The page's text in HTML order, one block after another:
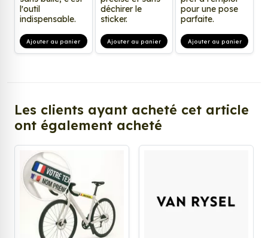
l'outil
indispensable.
Ajouter au panier
déchirer le
sticker.
Ajouter au panier
pour une pose
parfaite.
Ajouter au panier
Les clients ayant acheté cet article
ont également acheté